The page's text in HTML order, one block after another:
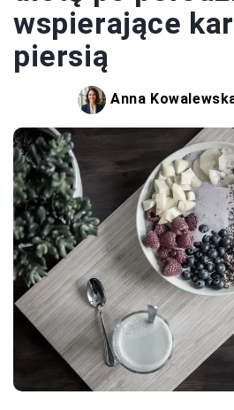
wspierające
piersią
Anna